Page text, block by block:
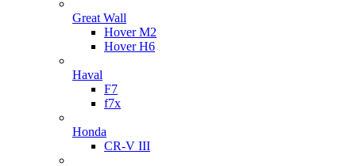
Great Wall
Hover M2
Hover H6
Haval
F7
f7x
Honda
CR-V III